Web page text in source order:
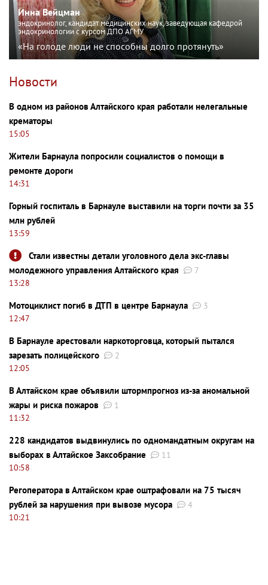
Инна Вейцман
эндокринолог, кандидат медицинских наук, заведующая кафедрой
эндокринологии с курсом ДПО АГМУ
«На голоде люди не способны долго протянуть»
Новости
В одном из районов Алтайского края работали нелегальные
крематоры
15:05
Жители Барнаула попросили социалистов о помощи в
ремонте дороги
14:31
Горный госпиталь в Барнауле выставили на торги почти за 35
млн рублей
13:59
Стали известны детали уголовного дела экс-главы
молодежного управления Алтайского края
7
13:28
Мотоциклист погиб в ДТП в центре Барнаула
3
12:47
В Барнауле арестовали наркоторговца, который пытался
зарезать полицейского
2
12:05
В Алтайском крае объявили штормпрогноз из-за аномальной
жары и риска пожаров
1
11:32
228 кандидатов выдвинулись по одномандатным округам на
выборах в Алтайское Заксобрание
11
10:58
Регоператора в Алтайском крае оштрафовали на 75 тысяч
рублей за нарушения при вывозе мусора
4
10:21